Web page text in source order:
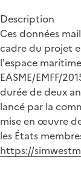
Description
Ces données
cadre du projet
l'espace
EASME/EMFF/
durée de deux
lancé par la
mise en œuvre
les États
https://